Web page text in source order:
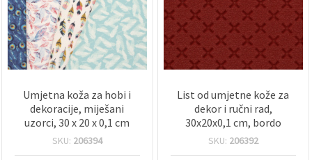
Umjetna koža za hobi i
dekoracije, miješani
uzorci, 30 x 20 x 0,1 cm
SKU: 206394
List od umjetne kože za
dekor i ručni rad,
30x20x0,1 cm, bordo
SKU: 206392